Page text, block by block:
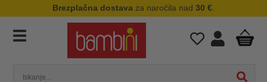
Brezplačna dostava za naročila nad 30 €